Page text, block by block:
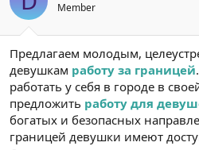
Member
Предлагаем молодым,
девушкам работу за границей
работать у себя в городе в
предложить работу для
богатых и безопасных
границей девушки имеют